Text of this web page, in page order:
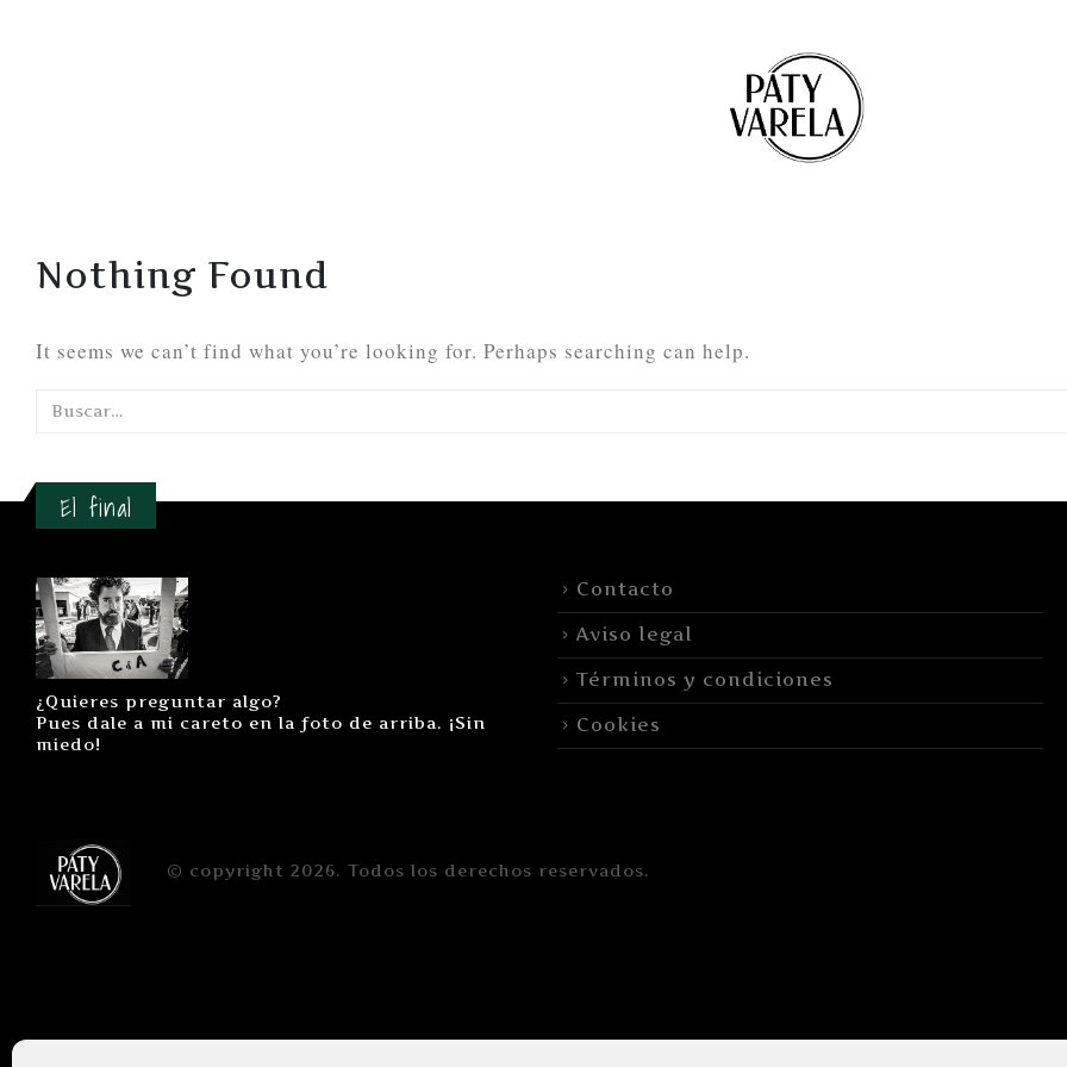
Nothing Found
It seems we can’t find what you’re looking for. Perhaps searching can help.
El final
¿Quieres preguntar algo?
Pues dale a mi careto en la foto de arriba. ¡Sin
miedo!
Contacto
Aviso legal
Términos y condiciones
Cookies
© copyright 2026. Todos los derechos reservados.